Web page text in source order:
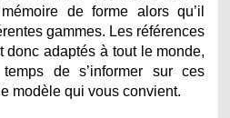
de forme alors qu’il
gammes. Les références
donc adaptés à tout le monde,
de s’informer sur ces
modèle qui vous convient.